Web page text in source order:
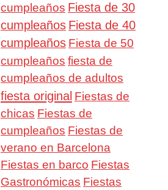
cumpleaños Fiesta de 30
cumpleaños Fiesta de 40
cumpleaños Fiesta de 50
cumpleaños fiesta de
cumpleaños de adultos
fiesta original Fiestas de
chicas Fiestas de
cumpleaños Fiestas de
verano en Barcelona
Fiestas en barco Fiestas
Gastronómicas Fiestas